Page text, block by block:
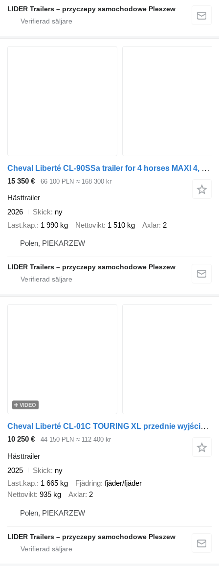
LIDER Trailers – przyczepy samochodowe Pleszew
Cheval Liberté CL-90SSa trailer for 4 horses MAXI 4, SZYBERDACH x 2, DMC 3500kg
15 350 € 66 100 PLN ≈ 168 300 kr
Hästtrailer
2026
Skick ny
Last.kap. 1 990 kg Nettovikt 1 510 kg Axlar 2
Polen, PIEKARZEW
LIDER Trailers – przyczepy samochodowe Pleszew
VIDEO
Cheval Liberté CL-01C TOURING XL przednie wyjście SIODLARNIA podłoga i ściany A
10 250 € 44 150 PLN ≈ 112 400 kr
Hästtrailer
2025
Skick ny
Last.kap. 1 665 kg Fjädring fjäder/fjäder
Nettovikt 935 kg Axlar 2
Polen, PIEKARZEW
LIDER Trailers – przyczepy samochodowe Pleszew